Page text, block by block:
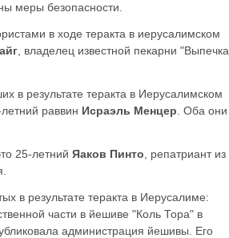
меры безопасности.
в ходе теракта в иерусалимском
, владелец известной пекарни "Выпечка
в результате теракта в Иерусалимском
раввин Исраэль Менцер . Оба они
25-летний Яаков Пинто , репатриант из
в результате теракта в Иерусалиме:
части в йешиве "Коль Тора" в
администрация йешивы. Его